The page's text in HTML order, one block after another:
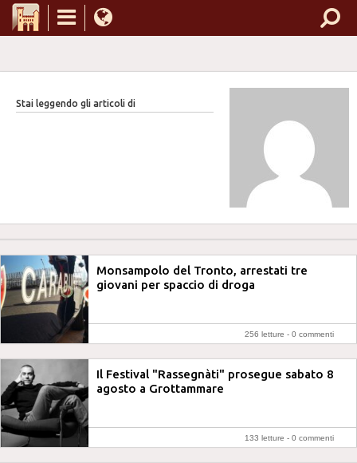
Stai leggendo gli articoli di
Monsampolo del Tronto, arrestati tre
giovani per spaccio di droga
256 letture - 0 commenti
Il Festival "Rassegnàti" prosegue sabato 8
agosto a Grottammare
133 letture - 0 commenti